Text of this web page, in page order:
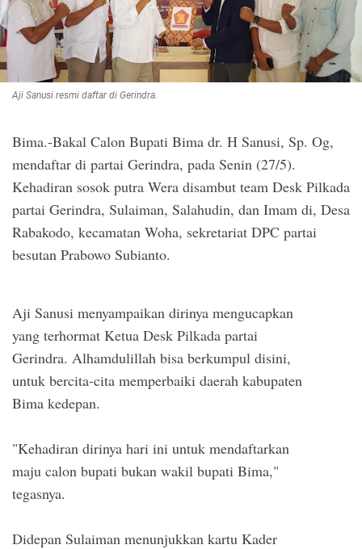
Aji Sanusi resmi daftar di Gerindra.
Bima.-Bakal Calon Bupati Bima dr. H Sanusi, Sp. Og,
mendaftar di partai Gerindra, pada Senin (27/5).
Kehadiran sosok putra Wera disambut team Desk Pilkada
partai Gerindra, Sulaiman, Salahudin, dan Imam di, Desa
Rabakodo, kecamatan Woha, sekretariat DPC partai
besutan Prabowo Subianto.
Aji Sanusi menyampaikan dirinya mengucapkan
yang terhormat Ketua Desk Pilkada partai
Gerindra. Alhamdulillah bisa berkumpul disini,
untuk bercita-cita memperbaiki daerah kabupaten
Bima kedepan.
"Kehadiran dirinya hari ini untuk mendaftarkan
maju calon bupati bukan wakil bupati Bima,"
tegasnya.
Didepan Sulaiman menunjukkan kartu Kader